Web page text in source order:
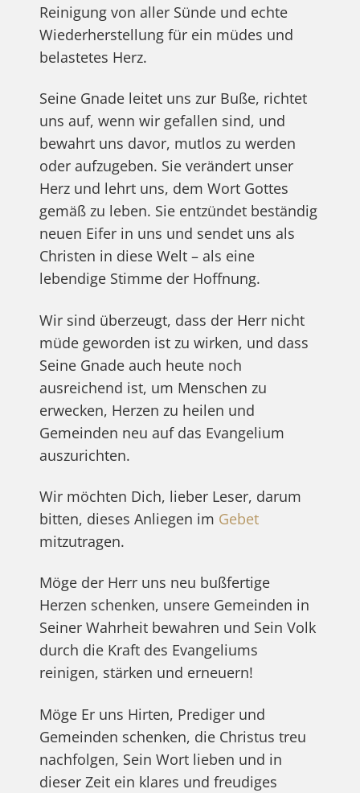
Reinigung von aller Sünde und echte
Wiederherstellung für ein müdes und
belastetes Herz.
Seine Gnade leitet uns zur Buße, richtet
uns auf, wenn wir gefallen sind, und
bewahrt uns davor, mutlos zu werden
oder aufzugeben. Sie verändert unser
Herz und lehrt uns, dem Wort Gottes
gemäß zu leben. Sie entzündet beständig
neuen Eifer in uns und sendet uns als
Christen in diese Welt – als eine
lebendige Stimme der Hoffnung.
Wir sind überzeugt, dass der Herr nicht
müde geworden ist zu wirken, und dass
Seine Gnade auch heute noch
ausreichend ist, um Menschen zu
erwecken, Herzen zu heilen und
Gemeinden neu auf das Evangelium
auszurichten.
Wir möchten Dich, lieber Leser, darum
bitten, dieses Anliegen im Gebet
mitzutragen.
Möge der Herr uns neu bußfertige
Herzen schenken, unsere Gemeinden in
Seiner Wahrheit bewahren und Sein Volk
durch die Kraft des Evangeliums
reinigen, stärken und erneuern!
Möge Er uns Hirten, Prediger und
Gemeinden schenken, die Christus treu
nachfolgen, Sein Wort lieben und in
dieser Zeit ein klares und freudiges